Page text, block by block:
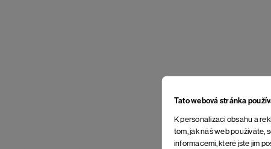
Tato webová stránka
K personalizaci obsahu a
tom, jak náš web používáte,
informacemi, které jste jim